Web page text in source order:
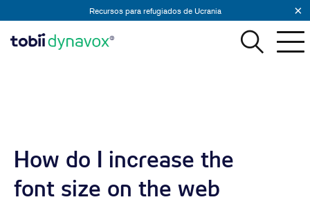
Recursos para refugiados de Ucrania
How do I increase the
font size on the web